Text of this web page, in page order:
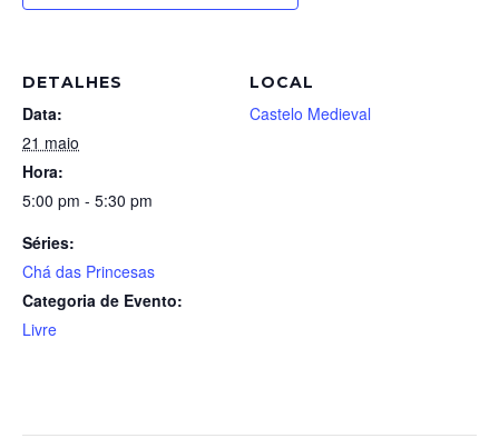
DETALHES
Data:
21 maio
Hora:
5:00 pm - 5:30 pm
Séries:
Chá das Princesas
Categoria de Evento:
Livre
LOCAL
Castelo Medieval